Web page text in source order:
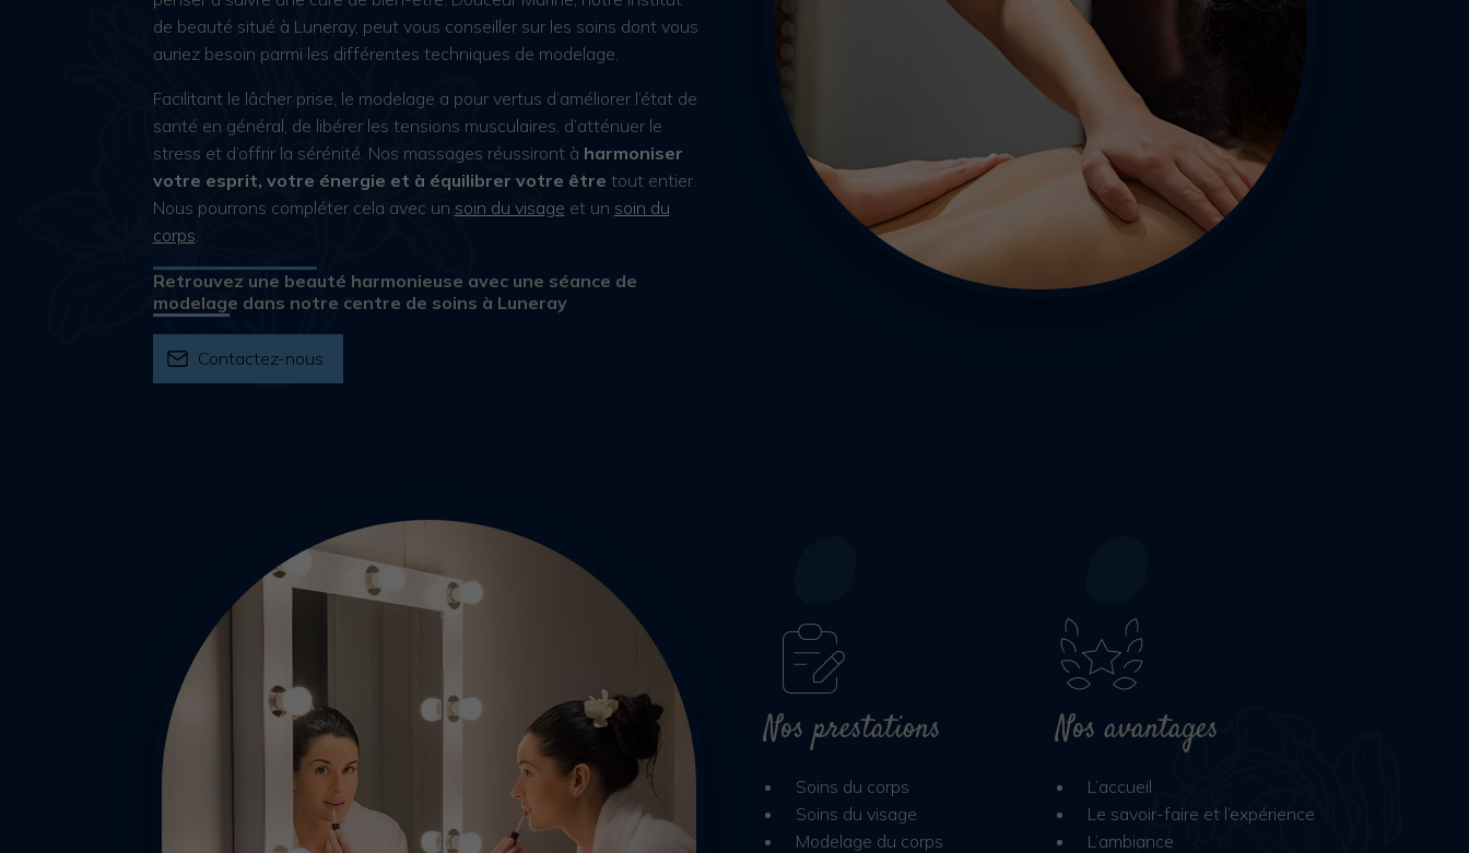
de beauté situé à Luneray, peut vous conseiller sur les soins dont vous
auriez besoin parmi les différentes techniques de modelage.
Facilitant le lâcher prise, le modelage a pour vertus d’améliorer l’état de
santé en général, de libérer les tensions musculaires, d’atténuer le
stress et d’offrir la sérénité. Nos massages réussiront à harmoniser
votre esprit, votre énergie et à équilibrer votre être tout entier.
Nous pourrons compléter cela avec un soin du visage et un soin du
corps
Retrouvez une beauté harmonieuse avec une séance de
modelage dans notre centre de soins à Luneray
Contactez-nous
Nos prestations
Soins du corps
Soins du visage
Modelage du corps
Nos avantages
L’accueil
Le savoir-faire et l’expérience
L’ambiance